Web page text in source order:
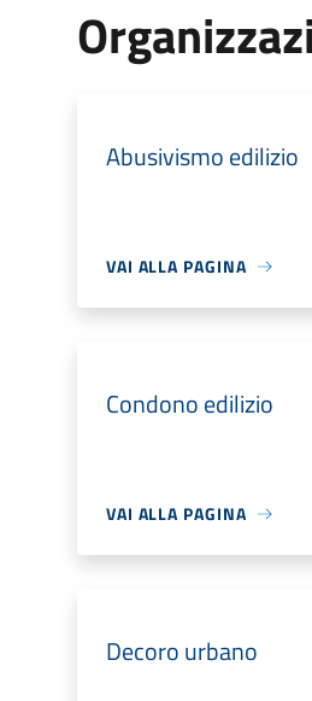
Abusivismo edilizio
VAI ALLA PAGINA
Condono edilizio
VAI ALLA PAGINA
Decoro urbano